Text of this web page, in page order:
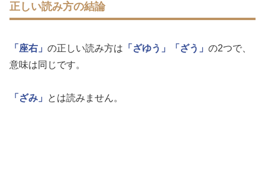
正しい読み方の結論
「座右」 の正しい読み方は 「ざゆう」 「ざう」 の2つで、
意味は同じです。
「ざみ」 とは読みません。